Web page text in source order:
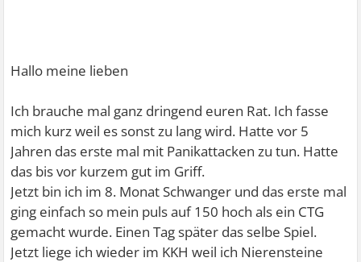
Hallo meine lieben
Ich brauche mal ganz dringend euren Rat. Ich fasse
mich kurz weil es sonst zu lang wird. Hatte vor 5
Jahren das erste mal mit Panikattacken zu tun. Hatte
das bis vor kurzem gut im Griff.
Jetzt bin ich im 8. Monat Schwanger und das erste mal
ging einfach so mein puls auf 150 hoch als ein CTG
gemacht wurde. Einen Tag später das selbe Spiel.
Jetzt liege ich wieder im KKH weil ich Nierensteine